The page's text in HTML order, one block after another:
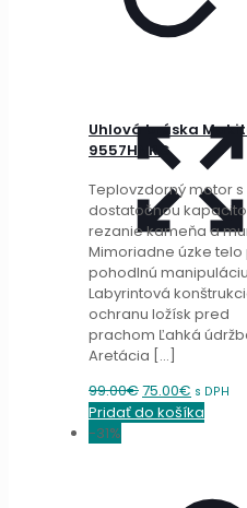
Uhlová brúska
9557HNRG
Teplovzdorný motor s
dostatočnou
rezanie kameňa a
Mimoriadne úzke telo
pohodlnú manipuláciu
Labyrintová
ochranu ložísk pred
prachom Ľahká
Aretácia […]
99.00€Original
price
75.00€ Current
price
s DPH
Pridať do košíka
-31%